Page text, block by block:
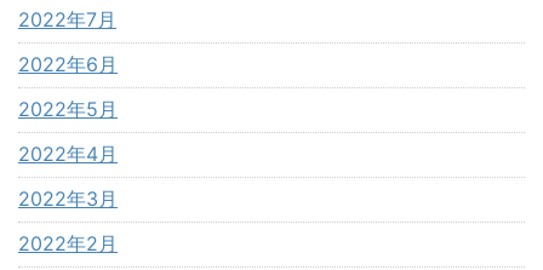
2022年7月
2022年6月
2022年5月
2022年4月
2022年3月
2022年2月